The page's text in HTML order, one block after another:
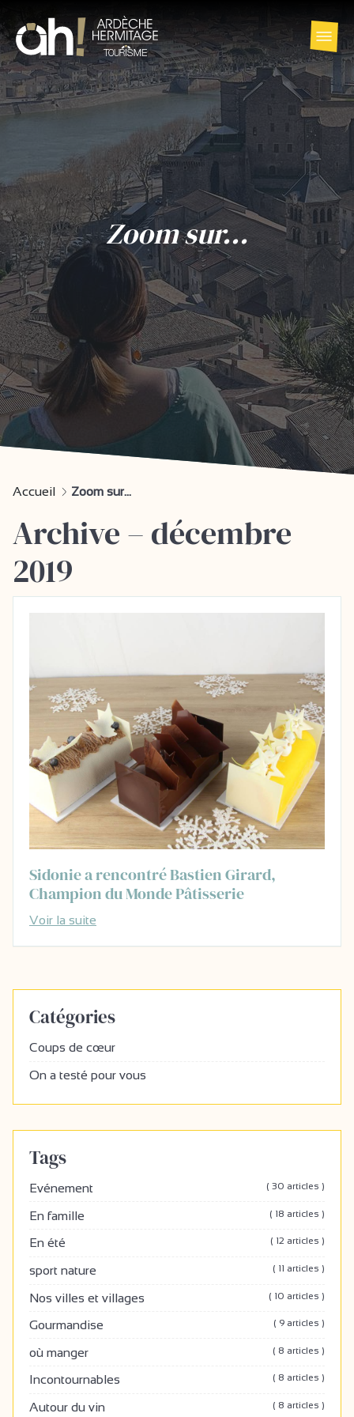
Zoom sur...
Accueil Zoom sur...
Archive – décembre
2019
Sidonie a rencontré Bastien Girard,
Champion du Monde Pâtisserie
Voir la suite
Catégories
Coups de cœur
On a testé pour vous
Tags
Evénement ( 30 articles )
En famille ( 18 articles )
En été ( 12 articles )
sport nature ( 11 articles )
Nos villes et villages ( 10 articles )
Gourmandise ( 9 articles )
où manger ( 8 articles )
Incontournables ( 8 articles )
Autour du vin ( 8 articles )